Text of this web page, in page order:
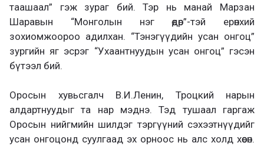
таашаал” гэж зураг бий. Тэр нь манай Марзан
Шаравын “Монголын нэг өдөр”-тэй ерөнхий
зохиомжоороо адилхан. “Тэнэгүүдийн усан онгоц”
зургийн яг эсрэг “Ухаантнуудын усан онгоц” гэсэн
бүтээл бий.
Оросын хувьсгалч В.И.Ленин, Троцкий нарын
алдартнуудыг та нар мэднэ. Тэд тушаал гаргаж
Оросын нийгмийн шилдэг тэргүүний сэхээтнүүдийг
усан онгоцонд суулгаад эх орноос нь алс холд хөөсөн.